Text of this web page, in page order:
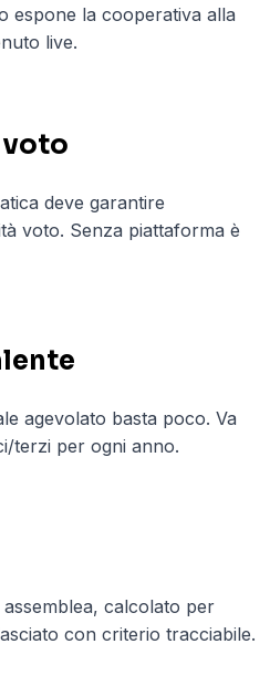
espone la cooperativa alla
live.
voto
deve garantire
voto. Senza piattaforma è
agevolato basta poco. Va
terzi per ogni anno.
calcolato per
con criterio tracciabile.